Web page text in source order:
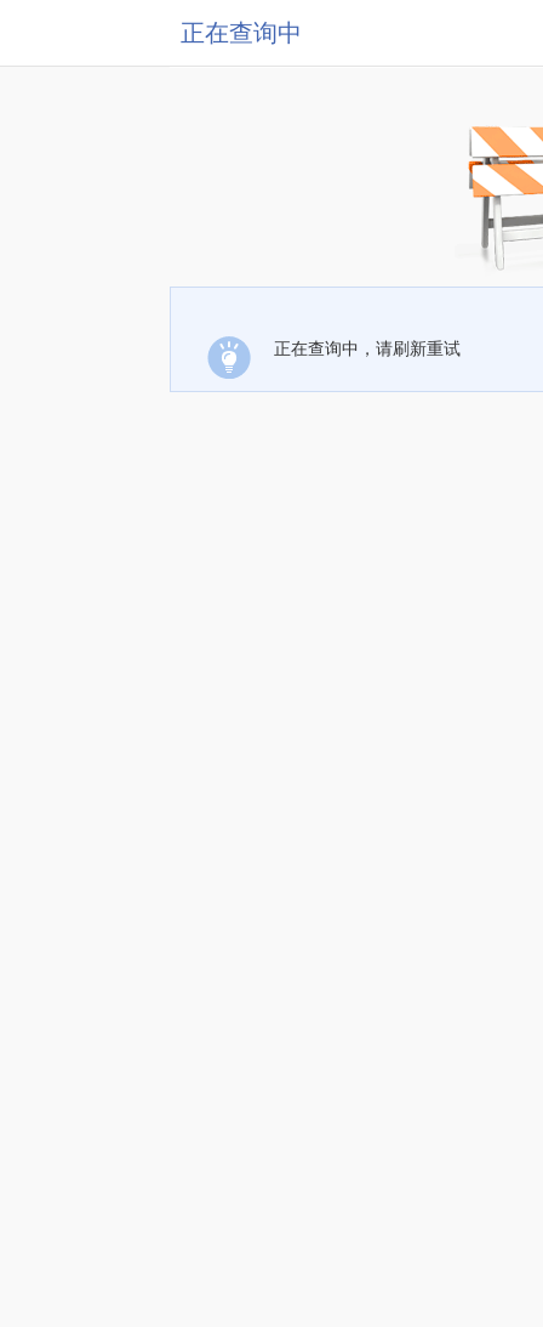
正在查询中
正在查询中，请刷新重试